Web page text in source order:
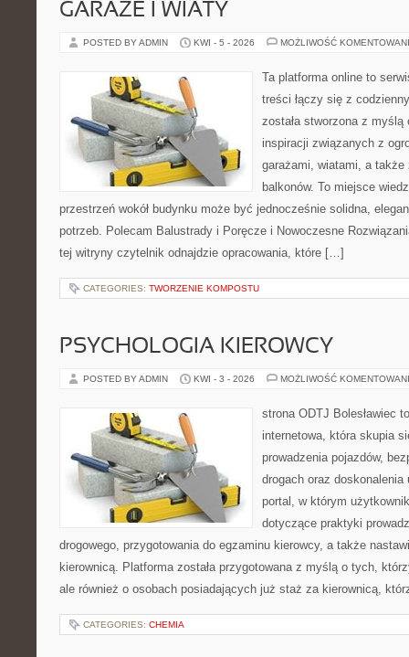
GARAŻE I WIATY
POSTED BY ADMIN KWI - 5 - 2026 MOŻLIWOŚĆ
Ta platforma online to
treści łączy się z
została stworzona z
inspiracji związanych z
garażami, wiatami, a
balkonów. To miejsce
przestrzeń wokół budynku może być jednocześnie solidna,
potrzeb. Polecam Balustrady i Poręcze i Nowoczesne
tej witryny czytelnik odnajdzie opracowania, które […]
CATEGORIES: TWORZENIE KOMPOSTU
PSYCHOLOGIA KIEROWCY
POSTED BY ADMIN KWI - 3 - 2026 MOŻLIWOŚĆ
strona ODTJ Bolesławiec
internetowa, która skupia
prowadzenia pojazdów,
drogach oraz
portal, w którym
dotyczące praktyki
drogowego, przygotowania do egzaminu kierowcy, a także
kierownicą. Platforma została przygotowana z myślą o tych,
ale również o osobach posiadających już staż za kierownicą,
CATEGORIES: CHEMIA